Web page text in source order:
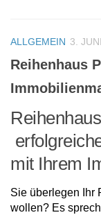
ALLGEMEIN 3.
Reihenhaus
mit Ihrem
Sie überlegen Ihr
wollen? Es